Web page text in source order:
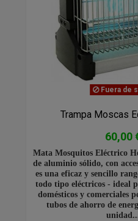
Fuera de
Trampa Moscas
60,00
Mata Mosquitos Eléctrico
de aluminio sólido, con
es una eficaz y sencillo
todo tipo eléctricos - ideal
domésticos y comerciales
tubos de ahorro de